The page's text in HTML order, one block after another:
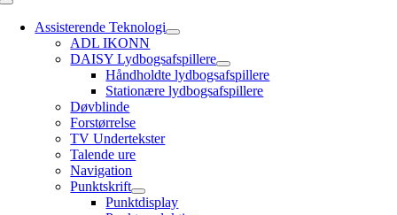
Toggle
NavigationAssisterende Teknologi
ADL IKONN
DAISY Lydbogsafspillere
Håndholdte lydbogsafspillere
Stationære lydbogsafspillere
Døvblinde
Forstørrelse
TV Undertekster
Talende ure
Navigation
Punktskrift
Punktdisplay